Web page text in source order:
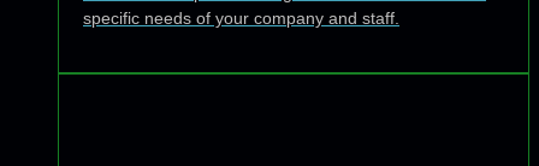
specific needs of your company and staff.